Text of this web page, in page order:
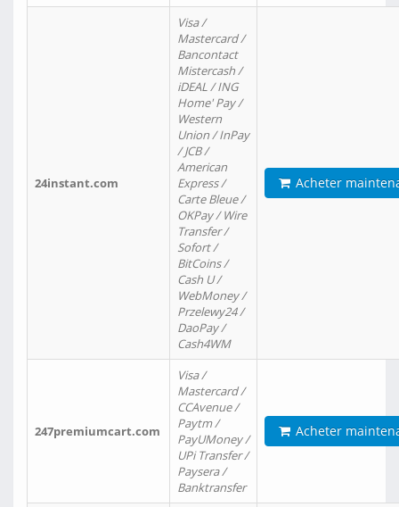
24instant.com
Visa /
Mastercard /
Bancontact
Mistercash /
iDEAL / ING
Home' Pay /
Western
Union / InPay
/ JCB /
American
Express /
Carte Bleue /
OKPay / Wire
Transfer /
Sofort /
BitCoins /
Cash U /
WebMoney /
Przelewy24 /
DaoPay /
Cash4WM
Acheter
247premiumcart.com
Visa /
Mastercard /
CCAvenue /
Paytm /
PayUMoney /
UPi Transfer /
Paysera /
Banktransfer
Acheter